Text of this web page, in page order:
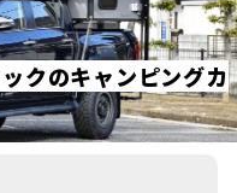
ックのキャンピングカ